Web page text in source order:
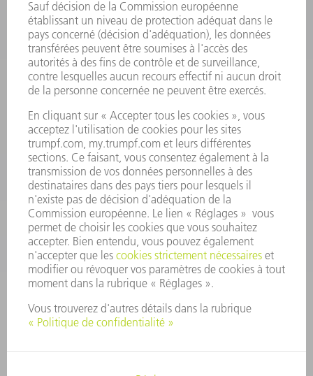
INFORMATION
Foire aux questions
Termes et conditions
CONTACT
Outillages
01 48 17 37 73
Lun - Jeu 08:00h - 16:30h
Ven 08:00h - 12:30h
outillages@fr.TRUMPF.com
CONTACT
Pièces Détachées
01 48 17 37 57
Lun – Ven 8:30h - 17:30h
pieces.detachees@trumpf.com